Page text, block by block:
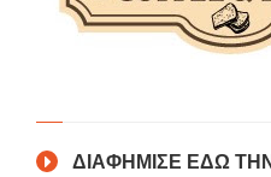
ΔΙΑΦΗΜΙΣΕ ΕΔΩ